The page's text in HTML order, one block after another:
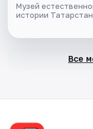
Музей
истории
Все